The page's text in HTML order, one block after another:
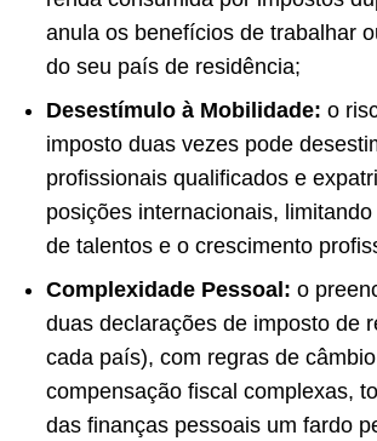
anula os benefícios de trabalhar
do seu país de residência;
Desestímulo à Mobilidade: o
imposto duas vezes pode
profissionais qualificados e
posições internacionais,
de talentos e o crescimento
Complexidade Pessoal: o
duas declarações de imposto de
cada país), com regras de
compensação fiscal complexas,
das finanças pessoais um fardo